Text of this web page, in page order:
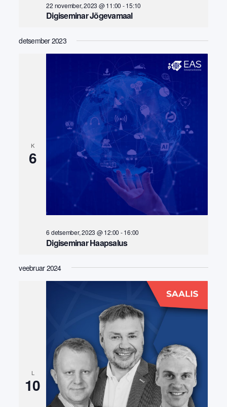
22 november, 2023 @ 11:00 -15:10
Digiseminar Jõgevamaal
detsember 2023
K
6
6 detsember, 2023 @ 12:00 -16:00
Digiseminar Haapsalus
veebruar 2024
L
10